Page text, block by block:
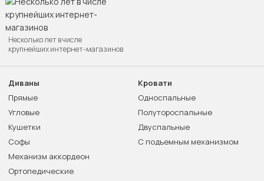
Несколько лет в числе
крупнейших интернет-магазинов
Диваны
Прямые
Угловые
Кушетки
Софы
Механизм аккордеон
Ортопедические
Кровати
Односпальные
Полутороспальные
Двуспальные
С подъемным механизмом